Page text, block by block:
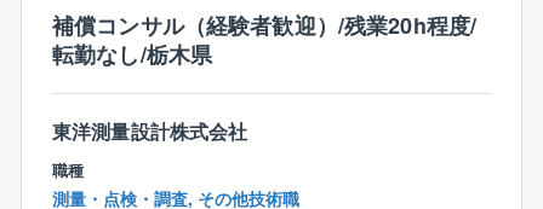
きる方を歓迎します。
補償コンサル（経験者歓迎）/残業20h程度/
転勤なし/栃木県
東洋測量設計株式会社
職種
測量・点検・調査, その他技術職